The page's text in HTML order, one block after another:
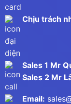
Chịu trách
Sales 1 Mr
Sales 2 Mr
Email: